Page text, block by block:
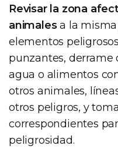
Revisar la zona
animalesa la
elementos
punzantes, derrame
agua o alimentos
otros animales,
otros peligros, y
correspondientes
peligrosidad.